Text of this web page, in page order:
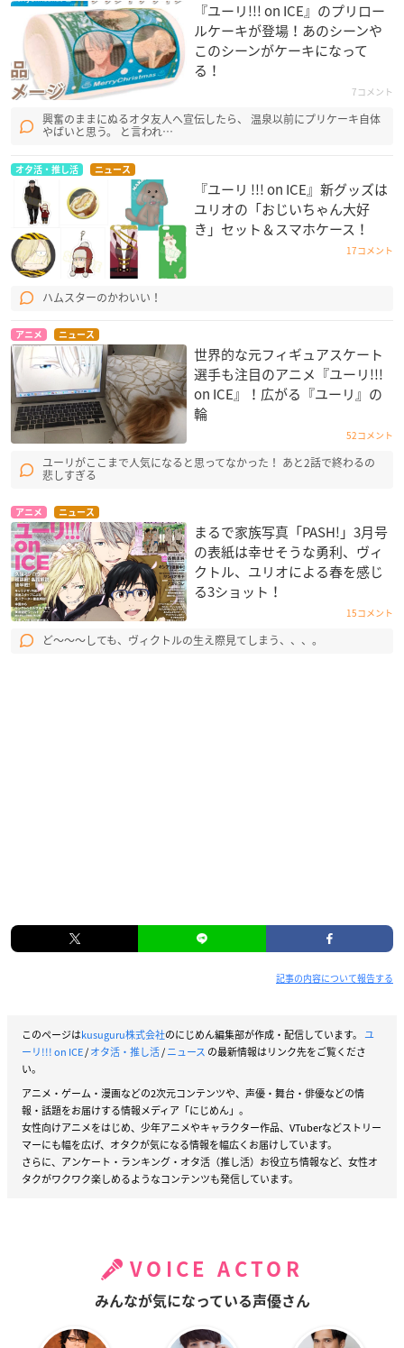
『ユーリ!!! on ICE』のプリロー
ルケーキが登場！あのシーンや
このシーンがケーキになって
る！
7コメント
興奮のままにぬるオタ友人へ宣伝したら、 温泉以前にプリケーキ自体
やばいと思う。 と言われ…
オタ活・推し活 ニュース
『ユーリ !!! on ICE』新グッズは
ユリオの「おじいちゃん大好
き」セット＆スマホケース！
17コメント
ハムスターのかわいい！
アニメ ニュース
世界的な元フィギュアスケート
選手も注目のアニメ『ユーリ!!!
on ICE』！広がる『ユーリ』の
輪
52コメント
ユーリがここまで人気になると思ってなかった！ あと2話で終わるの
悲しすぎる
アニメ ニュース
まるで家族写真「PASH!」3月号
の表紙は幸せそうな勇利、ヴィ
クトル、ユリオによる春を感じ
る3ショット！
15コメント
ど〜〜〜しても、ヴィクトルの生え際見てしまう、、、。
記事の内容について報告する
このページはkusuguru株式会社のにじめん編集部が作成・配信しています。 ユ
ーリ!!! on ICE/オタ活・推し活/ニュース の最新情報はリンク先をご覧くださ
い。
アニメ・ゲーム・漫画などの2次元コンテンツや、声優・舞台・俳優などの情
報・話題をお届けする情報メディア「にじめん」。
女性向けアニメをはじめ、少年アニメやキャラクター作品、VTuberなどストリー
マーにも幅を広げ、オタクが気になる情報を幅広くお届けしています。
さらに、アンケート・ランキング・オタ活（推し活）お役立ち情報など、女性オ
タクがワクワク楽しめるようなコンテンツも発信しています。
VOICE ACTOR
みんなが気になっている声優さん